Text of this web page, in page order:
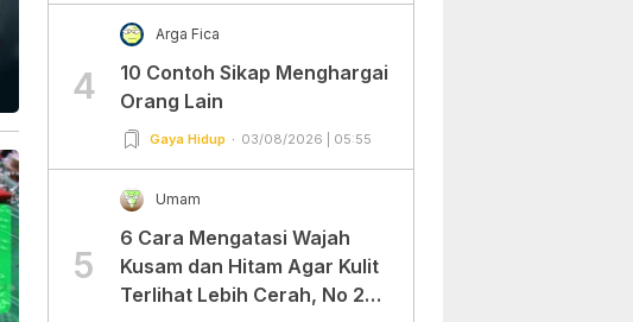
4
Arga Fica
10 Contoh Sikap Menghargai
Orang Lain
Gaya Hidup 03/08/2026 | 05:55
5
Umam
6 Cara Mengatasi Wajah
Kusam dan Hitam Agar Kulit
Terlihat Lebih Cerah, No 2